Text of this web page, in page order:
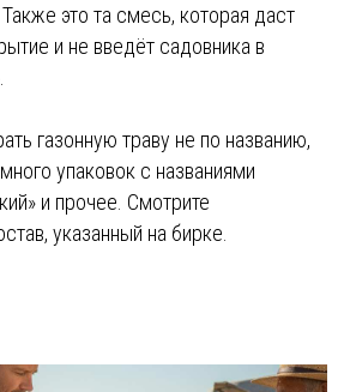
Также это та смесь, которая даст
и не введёт садовника в
газонную траву не по названию,
упаковок с названиями
и прочее. Смотрите
указанный на бирке.